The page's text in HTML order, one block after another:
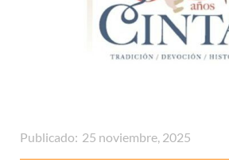
Publicado: 25 noviembre, 2025